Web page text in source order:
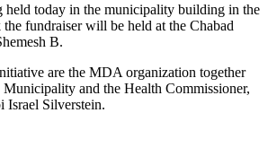
held today in the municipality building in the
fundraiser will be held at the Chabad
B.
are the MDA organization together
and the Health Commissioner,
Israel Silverstein.